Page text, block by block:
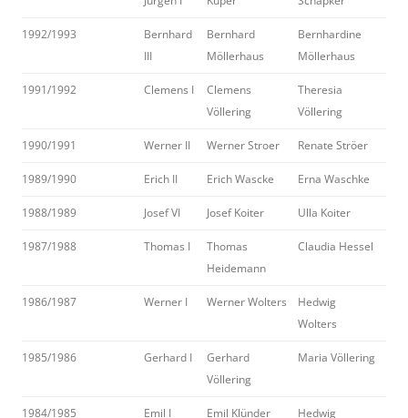
1992/1993
Bernhard
III
Bernhard
Möllerhaus
Bernhardine
Möllerhaus
1991/1992 Clemens I
Clemens
Völlering
Theresia
Völlering
1990/1991 Werner II Werner Stroer Renate Ströer
1989/1990 Erich II Erich Wascke Erna Waschke
1988/1989 Josef VI Josef Koiter Ulla Koiter
1987/1988 Thomas I
Thomas
Heidemann
Claudia Hessel
1986/1987 Werner I Werner Wolters
Hedwig
Wolters
1985/1986 Gerhard I
Gerhard
Völlering
Maria Völlering
1984/1985 Emil I Emil Klünder
Hedwig